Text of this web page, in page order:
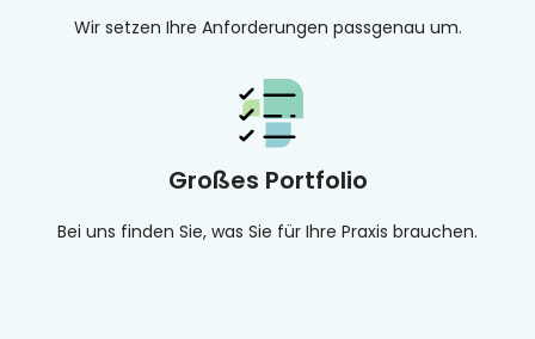
Wir setzen Ihre Anforderungen passgenau um.
Großes Portfolio
Bei uns finden Sie, was Sie für Ihre Praxis brauchen.